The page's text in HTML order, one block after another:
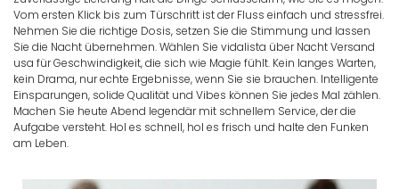
Vom ersten Klick bis zum Türschritt ist der Fluss einfach und stressfrei.
Nehmen Sie die richtige Dosis, setzen Sie die Stimmung und lassen
Sie die Nacht übernehmen. Wählen Sie vidalista über Nacht Versand
usa für Geschwindigkeit, die sich wie Magie fühlt. Kein langes Warten,
kein Drama, nur echte Ergebnisse, wenn Sie sie brauchen. Intelligente
Einsparungen, solide Qualität und Vibes können Sie jedes Mal zählen.
Machen Sie heute Abend legendär mit schnellem Service, der die
Aufgabe versteht. Hol es schnell, hol es frisch und halte den Funken
am Leben.